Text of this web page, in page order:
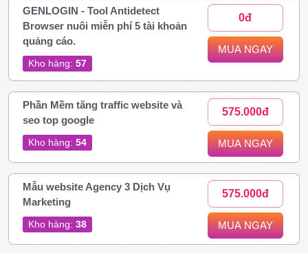
GENLOGIN - Tool Antidetect
Browser nuôi miễn phí 5 tài khoản
quảng cáo.
Kho hàng: 57
0đ
MUA NGAY
Phần Mềm tăng traffic website và
seo top google
Kho hàng: 54
575.000đ
MUA NGAY
Mẫu website Agency 3 Dịch Vụ
Marketing
Kho hàng: 38
575.000đ
MUA NGAY